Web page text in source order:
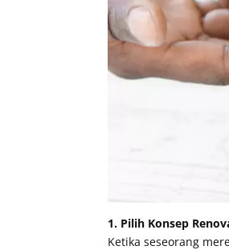
1. Pilih Konsep
Ketika seseorang